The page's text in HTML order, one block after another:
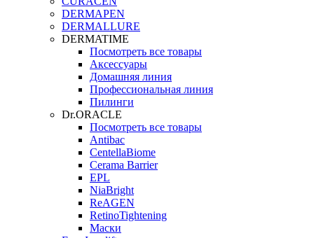
DERMAPEN
DERMALLURE
DERMATIME
Посмотреть все товары
Аксессуары
Домашняя линия
Профессиональная линия
Пилинги
Dr.ORACLE
Посмотреть все товары
Antibac
CentellaBiome
Cerama Barrier
EPL
NiaBright
ReAGEN
RetinoTightening
Маски